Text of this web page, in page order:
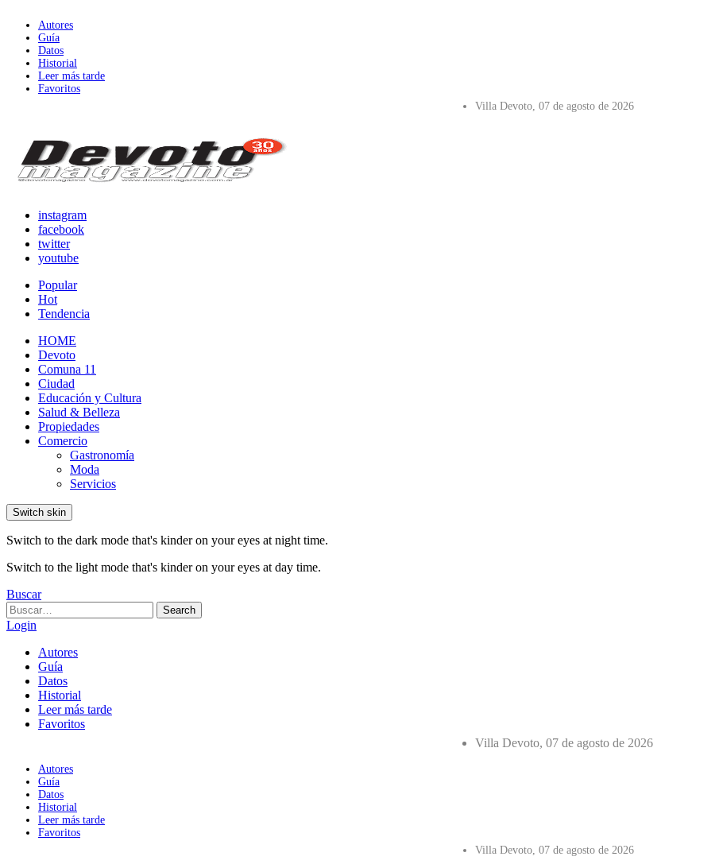
Autores
Guía
Datos
Historial
Leer más tarde
Favoritos
Villa Devoto, 07 de agosto de 2026
instagram
facebook
twitter
youtube
Popular
Hot
Tendencia
HOME
Devoto
Comuna 11
Ciudad
Educación y Cultura
Salud & Belleza
Propiedades
Comercio
Gastronomía
Moda
Servicios
Switch skin
Switch to the dark mode that's kinder on your eyes at night time.
Switch to the light mode that's kinder on your eyes at day time.
Buscar
Search
for:
Search
Login
Autores
Guía
Datos
Historial
Leer más tarde
Favoritos
Villa Devoto, 07 de agosto de 2026
Autores
Guía
Datos
Historial
Leer más tarde
Favoritos
Villa Devoto, 07 de agosto de 2026